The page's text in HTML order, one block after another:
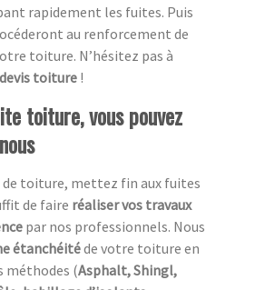
rapidement les fuites. Puis
au renforcement de
toiture. N’hésitez pas à
devis toiture !
toiture, vous pouvez
de toiture, mettez fin aux fuites
de faire réaliser vos travaux
par nos professionnels. Nous
étanchéitéde votre toiture en
méthodes (Asphalt, Shingl,